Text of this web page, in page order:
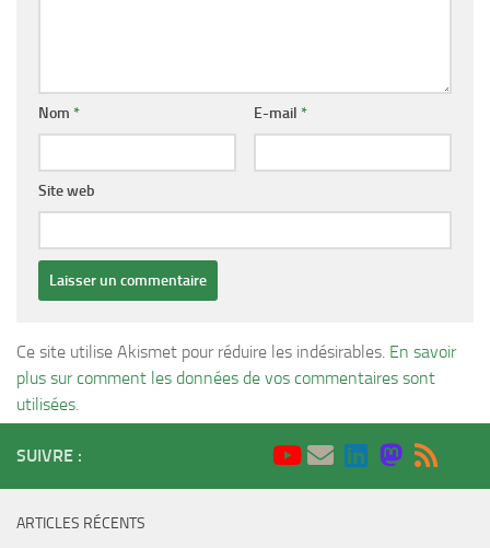
Nom * E-mail *
Site web
Ce site utilise Akismet pour réduire les indésirables. En savoir
plus sur comment les données de vos commentaires sont
utilisées
SUIVRE :
ARTICLES RÉCENTS